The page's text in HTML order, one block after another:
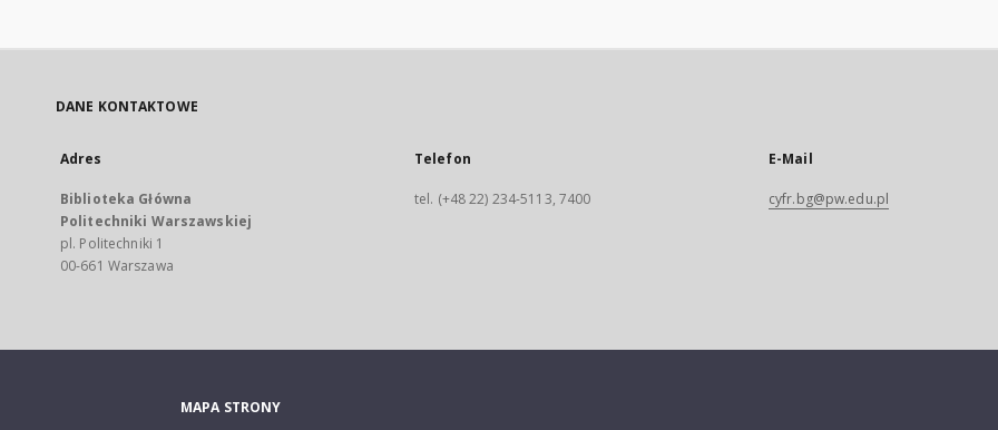
DANE KONTAKTOWE
Adres
Biblioteka Główna
Politechniki Warszawskiej
pl. Politechniki 1
00-661 Warszawa
Telefon
tel. (+48 22) 234-5113, 7400
E-Mail
cyfr.bg@pw.edu.pl
MAPA STRONY